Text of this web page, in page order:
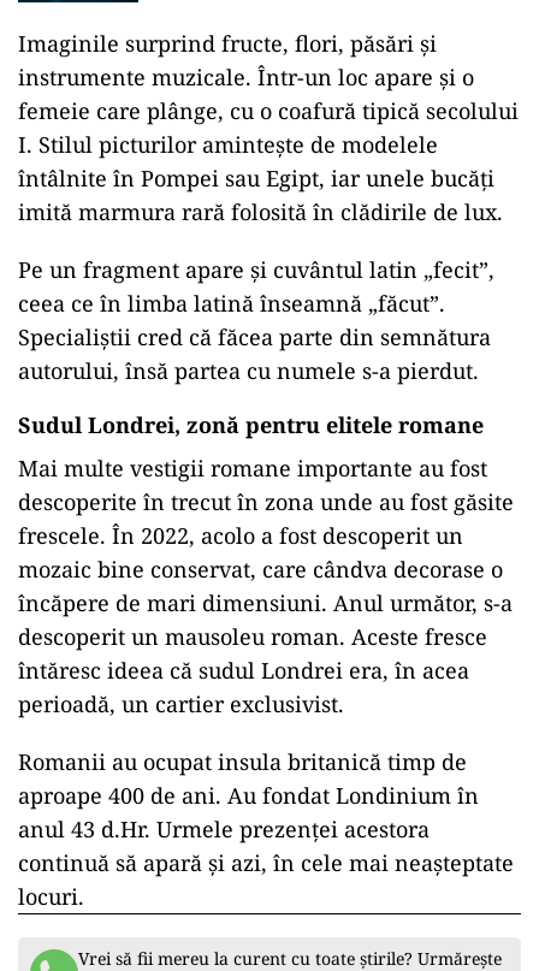
Imaginile surprind fructe, flori, păsări și
instrumente muzicale. Într-un loc apare și o
femeie care plânge, cu o coafură tipică secolului
I. Stilul picturilor amintește de modelele
întâlnite în Pompei sau Egipt, iar unele bucăți
imită marmura rară folosită în clădirile de lux.
Pe un fragment apare și cuvântul latin „fecit”,
ceea ce în limba latină înseamnă „făcut”.
Specialiștii cred că făcea parte din semnătura
autorului, însă partea cu numele s-a pierdut.
Sudul Londrei, zonă pentru elitele romane
Mai multe vestigii romane importante au fost
descoperite în trecut în zona unde au fost găsite
frescele. În 2022, acolo a fost descoperit un
mozaic bine conservat, care cândva decorase o
încăpere de mari dimensiuni. Anul următor, s-a
descoperit un mausoleu roman. Aceste fresce
întăresc ideea că sudul Londrei era, în acea
perioadă, un cartier exclusivist.
Romanii au ocupat insula britanică timp de
aproape 400 de ani. Au fondat Londinium în
anul 43 d.Hr. Urmele prezenței acestora
continuă să apară și azi, în cele mai neașteptate
locuri.
Vrei să fii mereu la curent cu toate știrile? Urmărește